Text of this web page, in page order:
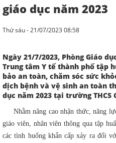
giáo dục năm 2023
Thứ sáu - 21/07/2023 08:58
Ngày 21/7/2023, Phòng Giáo
Trung tâm Y tế thành phố tập
bảo an toàn, chăm sóc sức
dịch bệnh và vệ sinh an toàn
dục năm 2023 tại trường THCS
Nhằm nâng cao nhận thức, năng
giáo viên, nhân viên thông qua tập
các tình huống khẩn cấp xảy ra đối